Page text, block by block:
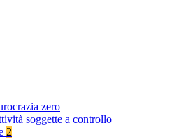
zero
soggette a controllo
2